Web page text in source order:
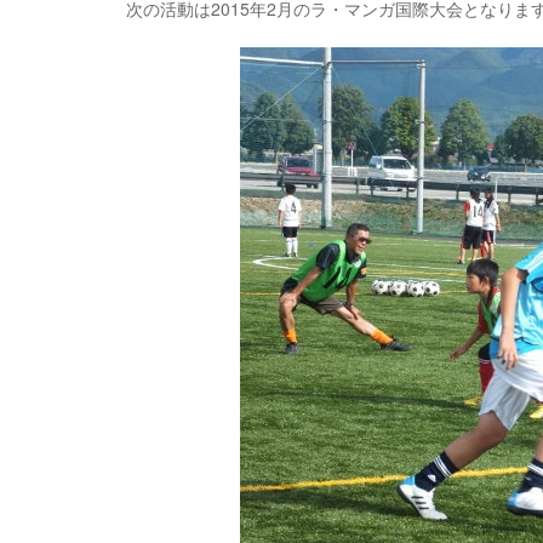
次の活動は2015年2月のラ・マンガ国際大会となりま